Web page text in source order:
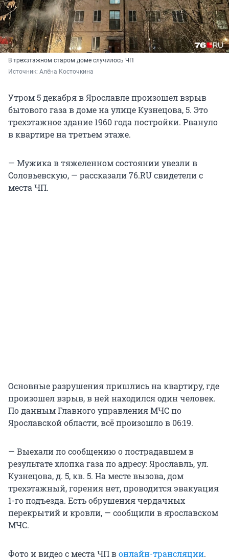
В трехэтажном старом доме случилось ЧП
Источник: Алёна Косточкина
Утром 5 декабря в Ярославле произошел взрыв
бытового газа в доме на улице Кузнецова, 5. Это
трехэтажное здание 1960 года постройки. Рвануло
в квартире на третьем этаже.
— Мужика в тяжеленном состоянии увезли в
Соловьевскую, — рассказали 76.RU свидетели с
места ЧП.
Основные разрушения пришлись на квартиру, где
произошел взрыв, в ней находился один человек.
По данным Главного управления МЧС по
Ярославской области, всё произошло в 06:19.
— Выехали по сообщению о пострадавшем в
результате хлопка газа по адресу: Ярославль, ул.
Кузнецова, д. 5, кв. 5. На месте вызова, дом
трехэтажный, горения нет, проводится эвакуация
1-го подъезда. Есть обрушения чердачных
перекрытий и кровли, — сообщили в ярославском
МЧС.
Фото и видео с места ЧП вонлайн-трансляции.